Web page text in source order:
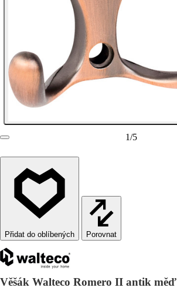
1/5
Porovnat
Věšák Walteco Romero II antik měď